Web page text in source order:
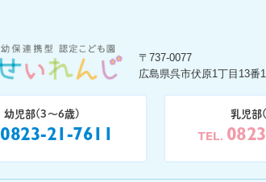
〒737-0077
広島県呉市伏原1丁目13番
幼児部(3〜6歳)
0823-21-7611
乳児
TEL